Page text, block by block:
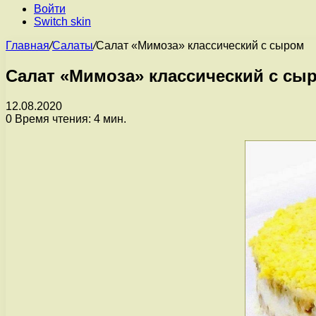
Войти
Switch skin
Главная/Салаты/Салат «Мимоза» классический с сыром
Салат «Мимоза» классический с
12.08.2020
0 Время чтения: 4 мин.